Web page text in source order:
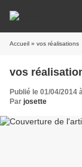
Accueil » vos réalisations
vos
Publié le 01/04/2014
Par josette